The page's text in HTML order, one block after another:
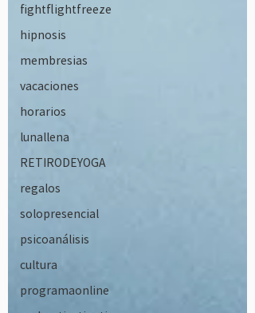
fightflightfreeze
hipnosis
membresias
vacaciones
horarios
lunallena
RETIRODEYOGA
regalos
solopresencial
psicoanálisis
cultura
programaonline